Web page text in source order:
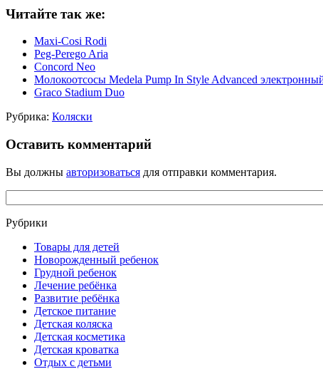
Читайте так же:
Maxi-Cosi Rodi
Peg-Perego Aria
Concord Neo
Молокоотсосы Medela Pump In Style Advanced
Graco Stadium Duo
Рубрика: Коляски
Оставить комментарий
Вы должны авторизоваться для отправки комментария.
Рубрики
Товары для детей
Новорожденный ребенок
Грудной ребенок
Лечение ребёнка
Развитие ребёнка
Детское питание
Детская коляска
Детская косметика
Детская кроватка
Отдых с детьми